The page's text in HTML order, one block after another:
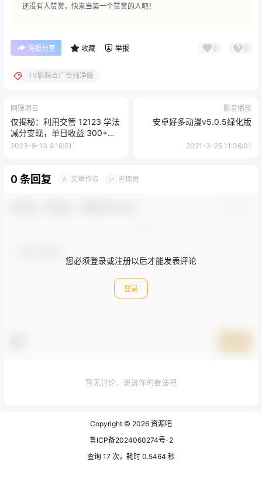
还没有人赞赏，快来当第一个赞赏的人吧！
海报分享 收藏 举报 0 0
TV影院去广告纯净版
网赚项目
仅揭秘：利用交管 12123 学法
减分变现，单日收益 300+，
一部手机即可操作
2023-9-13 6:16:51
影音播放
安卓好多动漫v5.0.5绿化版
2021-3-25 11:36:01
0 条回复 A 文章作者 M 管理员
您必须登录或注册以后才能发表评论
登录
暂无讨论，说说你的看法吧
Copyright © 2026 资源吧
鲁ICP备2024060274号-2
查询 17 次，耗时 0.5464 秒